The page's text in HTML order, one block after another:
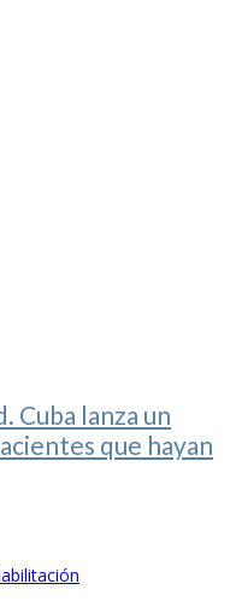
Cuba lanza un
que hayan